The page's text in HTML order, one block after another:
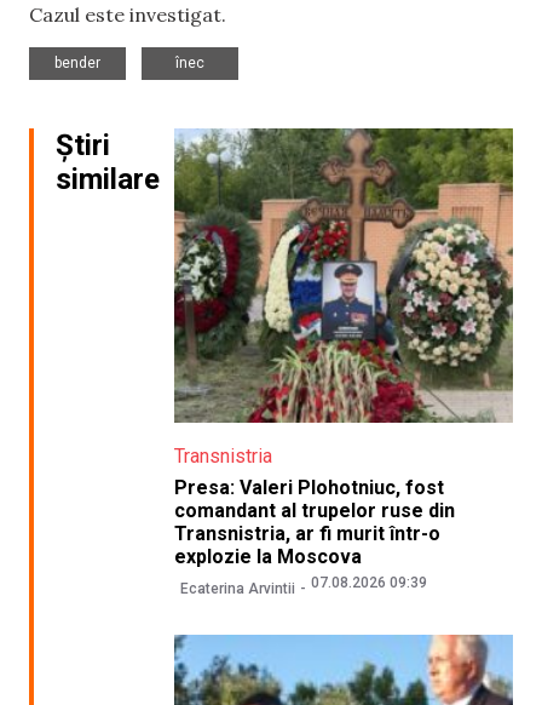
Cazul este investigat.
bender
înec
Știri
similare
Transnistria
Presa: Valeri Plohotniuc, fost
comandant al trupelor ruse din
Transnistria, ar fi murit într-o
explozie la Moscova
Ecaterina Arvintii 07.08.2026 09:39